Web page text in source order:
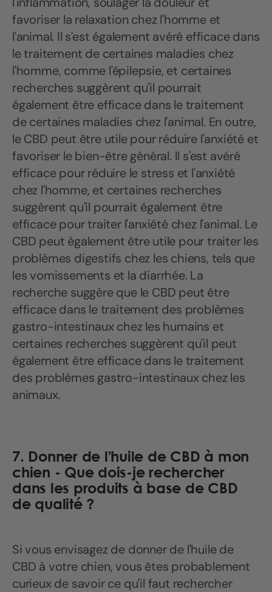
favoriser la relaxation chez l'homme et
l'animal. Il s'est également avéré efficace dans
le traitement de certaines maladies chez
l'homme, comme l'épilepsie, et certaines
recherches suggèrent qu'il pourrait
également être efficace dans le traitement
de certaines maladies chez l'animal. En outre,
le CBD peut être utile pour réduire l'anxiété et
favoriser le bien-être général. Il s'est avéré
efficace pour réduire le stress et l'anxiété
chez l'homme, et certaines recherches
suggèrent qu'il pourrait également être
efficace pour traiter l'anxiété chez l'animal. Le
CBD peut également être utile pour traiter les
problèmes digestifs chez les chiens, tels que
les vomissements et la diarrhée. La
recherche suggère que le CBD peut être
efficace dans le traitement des problèmes
gastro-intestinaux chez les humains et
certaines recherches suggèrent qu'il peut
également être efficace dans le traitement
des problèmes gastro-intestinaux chez les
animaux.
7. Donner de l'huile de CBD à mon
chien - Que dois-je rechercher
dans les produits à base de CBD
de qualité ?
Si vous envisagez de donner de l'huile de
CBD à votre chien, vous êtes probablement
curieux de savoir ce qu'il faut rechercher